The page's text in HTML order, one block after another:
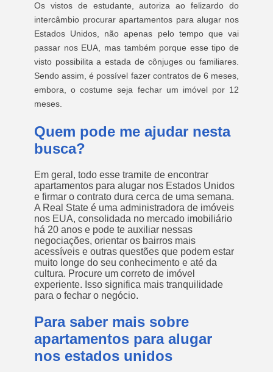
Os vistos de estudante, autoriza ao felizardo do
intercâmbio procurar apartamentos para alugar nos
Estados Unidos, não apenas pelo tempo que vai
passar nos EUA, mas também porque esse tipo de
visto possibilita a estada de cônjuges ou familiares.
Sendo assim, é possível fazer contratos de 6 meses,
embora, o costume seja fechar um imóvel por 12
meses.
Quem pode me ajudar nesta
busca?
Em geral, todo esse tramite de encontrar
apartamentos para alugar nos Estados Unidos
e firmar o contrato dura cerca de uma semana.
A Real State é uma administradora de imóveis
nos EUA, consolidada no mercado imobiliário
há 20 anos e pode te auxiliar nessas
negociações, orientar os bairros mais
acessíveis e outras questões que podem estar
muito longe do seu conhecimento e até da
cultura. Procure um correto de imóvel
experiente. Isso significa mais tranquilidade
para o fechar o negócio.
Para saber mais sobre
apartamentos para alugar
nos estados unidos